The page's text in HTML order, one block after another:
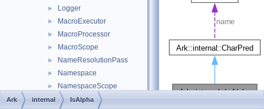
► Logger
► MacroExecutor
► MacroProcessor
► MacroScope
► NameResolutionPass
► Namespace
► NamespaceScope
► Node
Ark internal IsAlpha